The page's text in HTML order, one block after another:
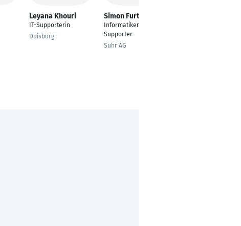
Leyana Khouri
IT-Supporterin
Duisburg
Simon Furter
Informatiker / IT-
Supporter
Suhr AG